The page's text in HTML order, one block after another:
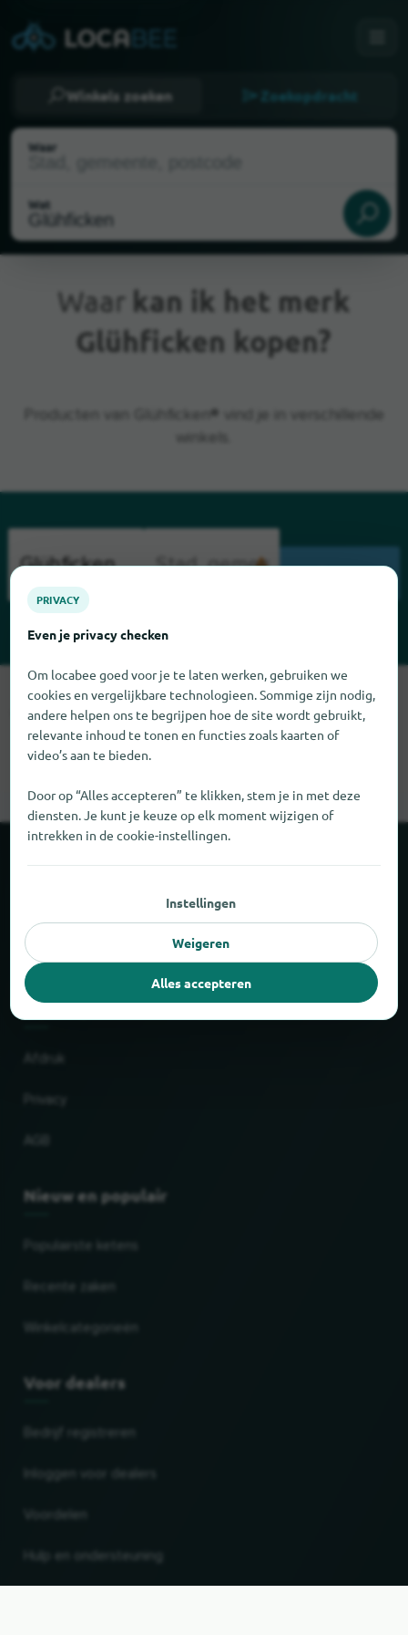
Winkels zoeken Zoekopdracht
Waar
Wat
Huidige locatie
Waar kan ik het merk
Glühficken kopen?
Producten van Glühficken® vind je in verschillende
Sorry, we kunnen Glühficken op dit moment niet vinden. Als u
weet waar Glühficken te vinden is, zouden we het erg op prijs
stellen als u ons dat laat weten.
Over locabee
Partner
Wettelijk
Nieuw en populair
Populairste ketens
Voor dealers
PRIVACY
Even je privacy checken
Om locabee goed voor je te laten werken, gebruiken we
cookies en vergelijkbare technologieen. Sommige zijn nodig,
andere helpen ons te begrijpen hoe de site wordt gebruikt,
relevante inhoud te tonen en functies zoals kaarten of
video’s aan te bieden.
Door op “Alles accepteren” te klikken, stem je in met deze
diensten. Je kunt je keuze op elk moment wijzigen of
intrekken in de cookie-instellingen.
Instellingen
Weigeren
Alles accepteren